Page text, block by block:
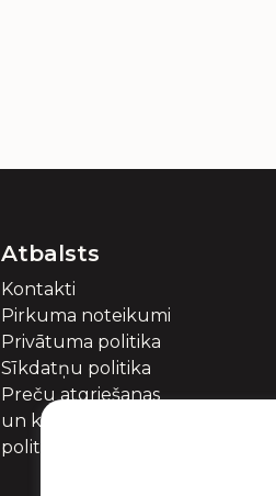
Atbalsts
Kontakti
Pirkuma noteikumi
Privātuma politika
Sīkdatņu politika
Preču atgriešanas
un kompensācijas
politika